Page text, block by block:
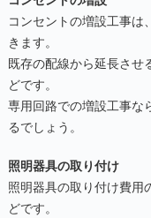
コンセントの増設工事は
きます。
既存の配線から延長させ
どです。
専用回路での増設工事な
るでしょう。
照明器具の取り付け
照明器具の取り付け費用
どです。